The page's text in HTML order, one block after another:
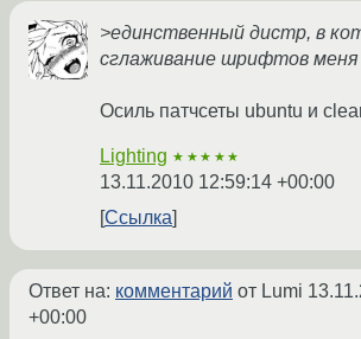
>единственный дистр, в
сглаживание шрифтов
Осиль патчсеты ubuntu и
Lighting ★★★★★
13.11.2010 12:59:14 +00:00
Ссылка
Ответ на: комментарий от Lumi
+00:00